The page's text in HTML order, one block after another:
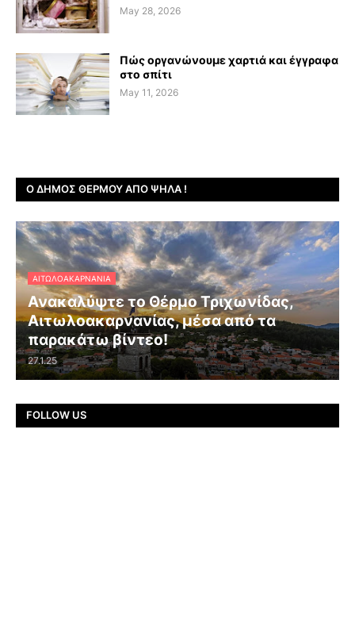
May 28, 2026
Πώς οργανώνουμε χαρτιά και έγγραφα
στο σπίτι
May 11, 2026
Ο ΔΉΜΟΣ ΘΈΡΜΟΥ ΑΠΌ ΨΗΛΆ !
ΑΙΤΩΛΟΑΚΑΡΝΑΝΊΑ
Ανακαλύψτε το Θέρμο Τριχωνίδας,
Αιτωλοακαρνανίας, μέσα από τα
παρακάτω βίντεο!
27.1.25
FOLLOW US